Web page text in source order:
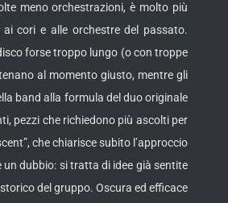
meno orchestrazioni, è molto più
cori e alle orchestre del passato.
forse troppo lungo (o con troppe
al momento giusto, mentre gli
band alla formula del duo originale
pezzi che richiedono più ascolti per
che chiarisce subito l’approccio
dubbio: si tratta di idee già sentite
del gruppo. Oscura ed efficace